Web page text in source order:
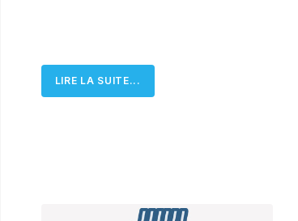
LIRE LA SUITE...